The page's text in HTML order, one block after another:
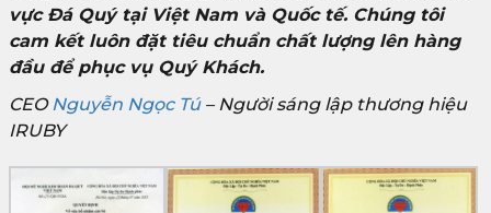
vực Đá Quý tại Việt Nam và Quốc tế. Chúng tôi
cam kết luôn đặt tiêu chuẩn chất lượng lên hàng
đầu để phục vụ Quý Khách.
CEONguyễn Ngọc Tú– Người sáng lập thương hiệu
IRUBY